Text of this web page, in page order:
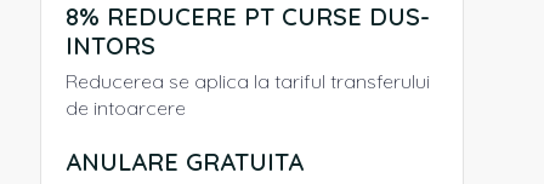
8% REDUCERE PT CURSE DUS-
INTORS
Reducerea se aplica la tariful transferului
de intoarcere
ANULARE GRATUITA